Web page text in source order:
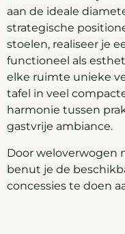
aan de ideale
strategische
stoelen, realiseer je
functioneel als
elke ruimte unieke
tafel in veel
harmonie tussen
gastvrije ambiance.
Door weloverwogen
benut je de
concessies te doen